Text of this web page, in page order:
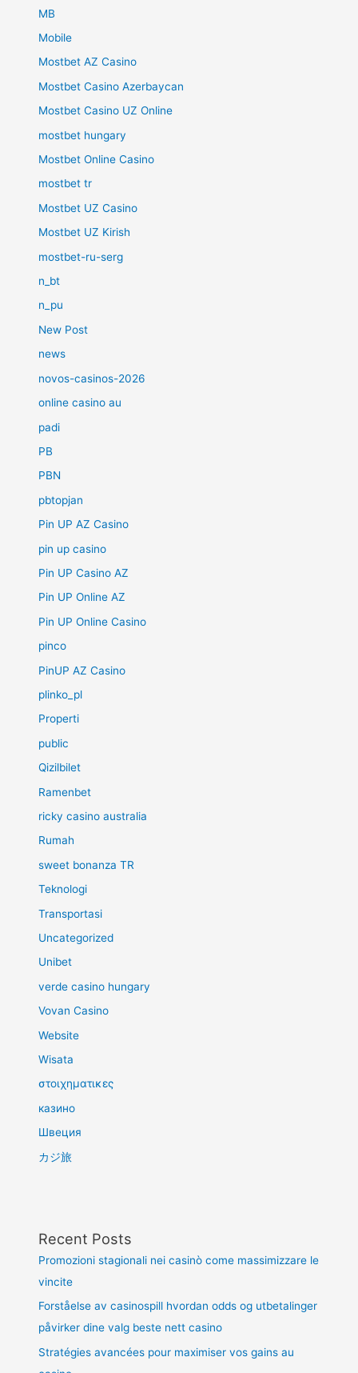
MB
Mobile
Mostbet AZ Casino
Mostbet Casino Azerbaycan
Mostbet Casino UZ Online
mostbet hungary
Mostbet Online Casino
mostbet tr
Mostbet UZ Casino
Mostbet UZ Kirish
mostbet-ru-serg
n_bt
n_pu
New Post
news
novos-casinos-2026
online casino au
padi
PB
PBN
pbtopjan
Pin UP AZ Casino
pin up casino
Pin UP Casino AZ
Pin UP Online AZ
Pin UP Online Casino
pinco
PinUP AZ Casino
plinko_pl
Properti
public
Qizilbilet
Ramenbet
ricky casino australia
Rumah
sweet bonanza TR
Teknologi
Transportasi
Uncategorized
Unibet
verde casino hungary
Vovan Casino
Website
Wisata
στοιχηματικες
казино
Швеция
カジ旅
Recent Posts
Promozioni stagionali nei casinò come massimizzare le
vincite
Forståelse av casinospill hvordan odds og utbetalinger
påvirker dine valg beste nett casino
Stratégies avancées pour maximiser vos gains au